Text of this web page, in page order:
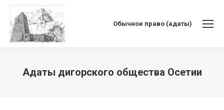
Обычное право (адаты)
Адаты дигорского общества Осетии